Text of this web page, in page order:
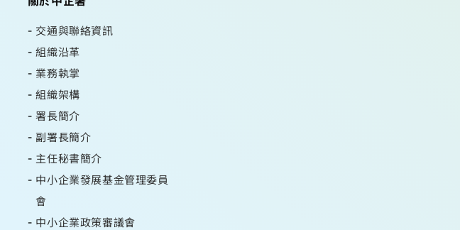
交通與聯絡資訊
組織沿革
業務執掌
組織架構
署長簡介
副署長簡介
主任秘書簡介
中小企業發展基金管理委員
會
中小企業政策審議會